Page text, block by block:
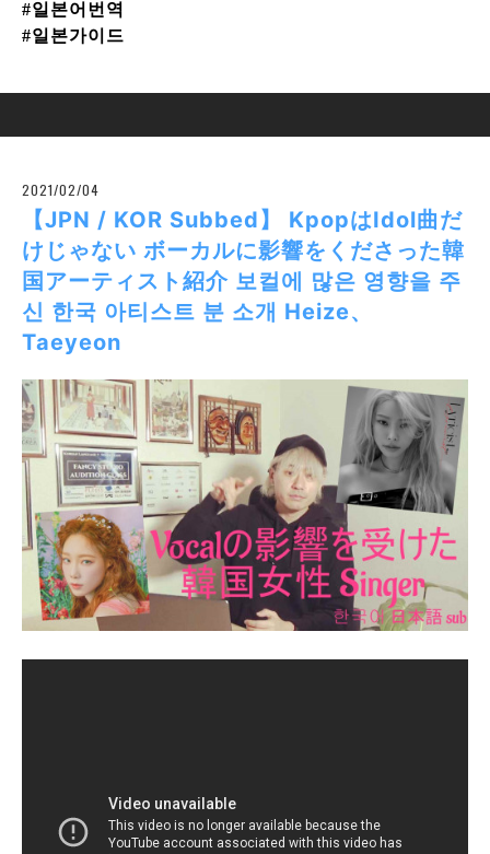
#일본어번역
#일본가이드
2021/02/04
【JPN / KOR Subbed】 KpopはIdol曲だ
けじゃない ボーカルに影響をくださった韓
国アーティスト紹介 보컬에 많은 영향을 주
신 한국 아티스트 분 소개 Heize、
Taeyeon